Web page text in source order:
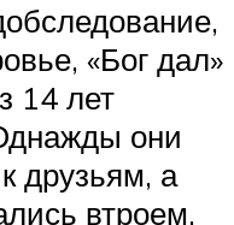
«Бог дал»
14 лет
они
друзьям, а
втроем.